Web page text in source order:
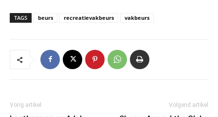
TAGS beurs recreatievakbeurs vakbeurs
Vorig artikel Volgend artikel